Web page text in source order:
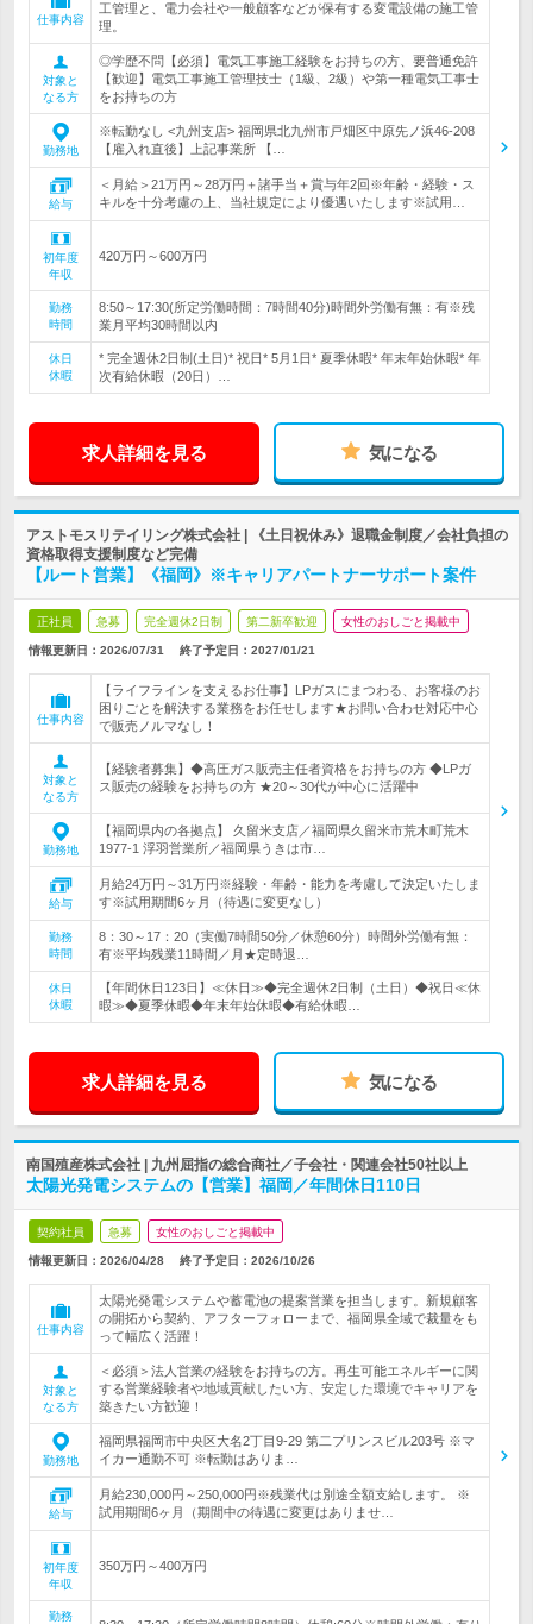
仕事内容
工管理と、電力会社や一般顧客などが保有する変電設備の施工管
理。
対象と
なる方
◎学歴不問【必須】電気工事施工経験をお持ちの方、要普通免許
【歓迎】電気工事施工管理技士（1級、2級）や第一種電気工事士
をお持ちの方
勤務地
※転勤なし <九州支店> 福岡県北九州市戸畑区中原先ノ浜46-208
【雇入れ直後】上記事業所 【…
給与
＜月給＞21万円～28万円＋諸手当＋賞与年2回※年齢・経験・ス
キルを十分考慮の上、当社規定により優遇いたします※試用…
初年度
年収
420万円～600万円
勤務
時間
8:50～17:30(所定労働時間：7時間40分)時間外労働有無：有※残
業月平均30時間以内
休日
休暇
* 完全週休2日制(土日)* 祝日* 5月1日* 夏季休暇* 年末年始休暇* 年
次有給休暇（20日）…
求人詳細を見る 気になる
アストモスリテイリング株式会社 | 《土日祝休み》退職金制度／会社負担の
資格取得支援制度など完備
【ルート営業】《福岡》※キャリアパートナーサポート案件
正社員 急募 完全週休2日制 第二新卒歓迎 女性のおしごと掲載中
情報更新日：2026/07/31 終了予定日： 2027/01/21
仕事内容
【ライフラインを支えるお仕事】LPガスにまつわる、お客様のお
困りごとを解決する業務をお任せします★お問い合わせ対応中心
で販売ノルマなし！
対象と
なる方
【経験者募集】◆高圧ガス販売主任者資格をお持ちの方 ◆LPガ
ス販売の経験をお持ちの方 ★20～30代が中心に活躍中
勤務地
【福岡県内の各拠点】 久留米支店／福岡県久留米市荒木町荒木
1977-1 浮羽営業所／福岡県うきは市…
給与
月給24万円～31万円※経験・年齢・能力を考慮して決定いたしま
す※試用期間6ヶ月（待遇に変更なし）
勤務
時間
8：30～17：20（実働7時間50分／休憩60分）時間外労働有無：
有※平均残業11時間／月★定時退…
休日
休暇
【年間休日123日】≪休日≫◆完全週休2日制（土日）◆祝日≪休
暇≫◆夏季休暇◆年末年始休暇◆有給休暇…
求人詳細を見る 気になる
南国殖産株式会社 | 九州屈指の総合商社／子会社・関連会社50社以上
太陽光発電システムの【営業】福岡／年間休日110日
契約社員 急募 女性のおしごと掲載中
情報更新日：2026/04/28 終了予定日： 2026/10/26
仕事内容
太陽光発電システムや蓄電池の提案営業を担当します。新規顧客
の開拓から契約、アフターフォローまで、福岡県全域で裁量をも
って幅広く活躍！
対象と
なる方
＜必須＞法人営業の経験をお持ちの方。再生可能エネルギーに関
する営業経験者や地域貢献したい方、安定した環境でキャリアを
築きたい方歓迎！
勤務地
福岡県福岡市中央区大名2丁目9-29 第二プリンスビル203号 ※マ
イカー通勤不可 ※転勤はありま…
給与
月給230,000円～250,000円※残業代は別途全額支給します。 ※
試用期間6ヶ月（期間中の待遇に変更はありませ…
初年度
年収
350万円～400万円
勤務